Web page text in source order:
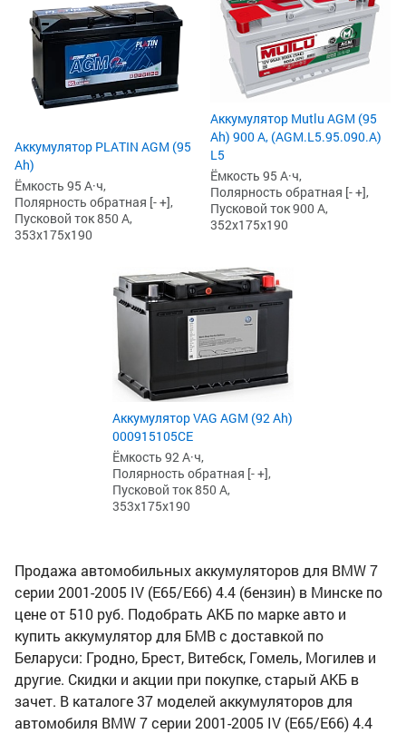
Аккумулятор PLATIN AGM (95
Ah)
Ёмкость 95 А·ч,
Полярность обратная [- +],
Пусковой ток 850 А,
353x175x190
Аккумулятор Mutlu AGM (95
Ah) 900 А, (AGM.L5.95.090.A)
L5
Ёмкость 95 А·ч,
Полярность обратная [- +],
Пусковой ток 900 А,
352x175x190
Аккумулятор VAG AGM (92 Ah)
000915105CE
Ёмкость 92 А·ч,
Полярность обратная [- +],
Пусковой ток 850 А,
353x175x190
Продажа автомобильных аккумуляторов для BMW 7
серии 2001-2005 IV (E65/E66) 4.4 (бензин) в Минске по
цене от 510 руб. Подобрать АКБ по марке авто и
купить аккумулятор для БМВ с доставкой по
Беларуси: Гродно, Брест, Витебск, Гомель, Могилев и
другие. Скидки и акции при покупке, старый АКБ в
зачет. В каталоге 37 моделей аккумуляторов для
автомобиля BMW 7 серии 2001-2005 IV (E65/E66) 4.4